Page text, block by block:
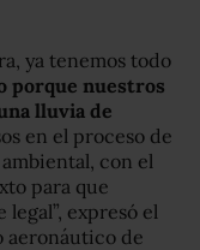
ya tenemos todo
porque nuestros
lluvia de
en el proceso de
con el
para que
legal”, expresó el
aeronáutico de